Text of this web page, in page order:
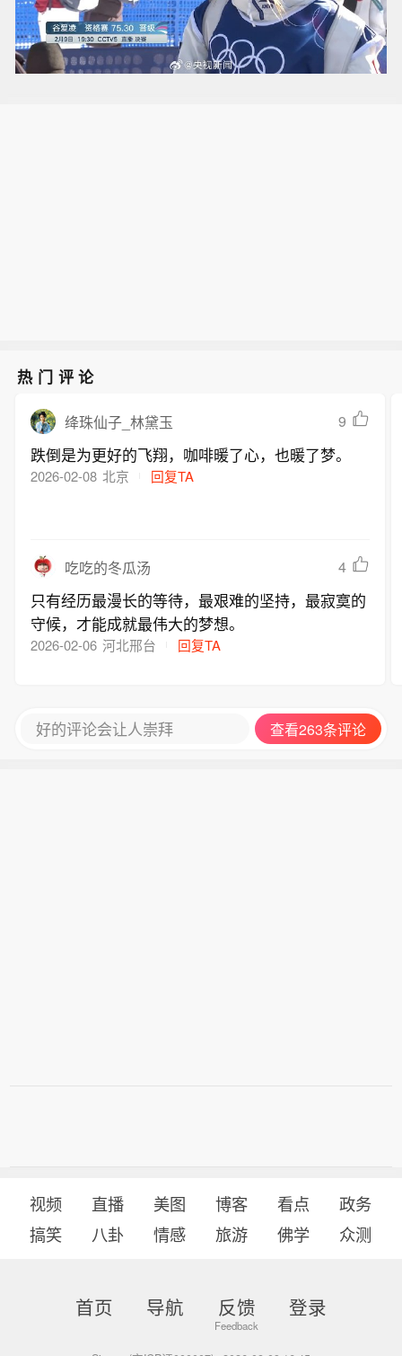
热门评论
绛珠仙子_林黛玉 9
跌倒是为更好的飞翔，咖啡暖了心，也暖了梦。
2026-02-08 北京 回复TA
吃吃的冬瓜汤 4
只有经历最漫长的等待，最艰难的坚持，最寂寞的
守候，才能成就最伟大的梦想。
2026-02-06 河北邢台 回复TA
好的评论会让人崇拜 查看263条评论
视频 直播 美图 博客 看点
政务
搞笑
八卦 情感 旅游 佛学 众测
首页 导航 反馈 登录